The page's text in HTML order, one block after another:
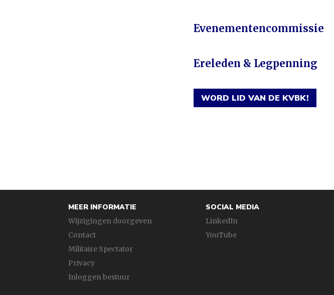
Evenementencommissie
Ereleden & Legpenning
WORD LID VAN DE KVBK!
MEER INFORMATIE
Wijzigingen doorgeven
Contact
Militaire Spectator
Privacy
Inloggen bestuur
SOCIAL MEDIA
LinkedIn
YouTube